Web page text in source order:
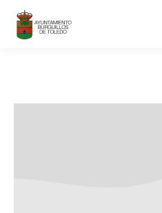
contenido